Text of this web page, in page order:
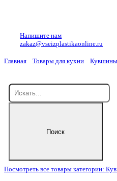
Напишите нам
zakaz@vseizplastikaonline.ru
Главная Товары для кухни Кувшины
Посмотреть все товары категории: